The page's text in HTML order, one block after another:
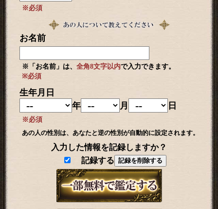
※必須
お名前
※「お名前」は、 全角8文字以内で入力できます。
※必須
生年月日
年
月 日
※必須
あの人の性別は、あなたと逆の性別が自動的に設定されます。
入力した情報を記録しますか？
記録する
記録を削除する